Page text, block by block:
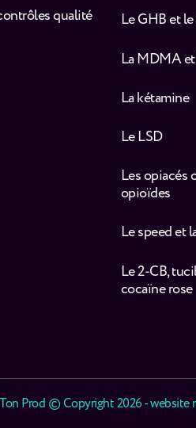
qualité
Le GHB et
La MDMA et
La kétamine
Le LSD
Les opiacés
opioïdes
Le speed et
Le 2-CB,
cocaïne rose
Prod © Copyright 2026 - website